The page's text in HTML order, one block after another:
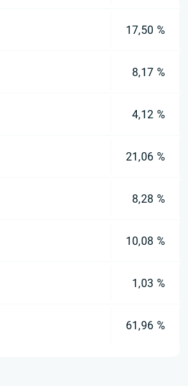
17,50 %
8,17 %
4,12 %
21,06 %
8,28 %
10,08 %
1,03 %
61,96 %